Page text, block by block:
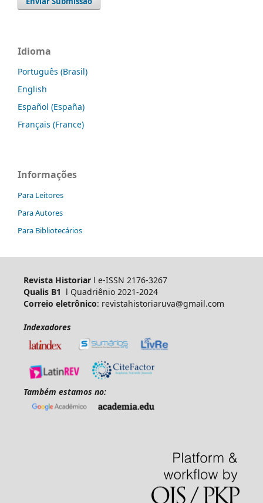
Idioma
Português (Brasil)
English
Español (España)
Français (France)
Informações
Para Leitores
Para Autores
Para Bibliotecários
Revista Historiar l e-ISSN 2176-3267
Qualis B1 l Quadriênio 2021-2024
Correio eletrônico: revistahistoriaruva@gmail.com
Indexadores
Também estamos no: